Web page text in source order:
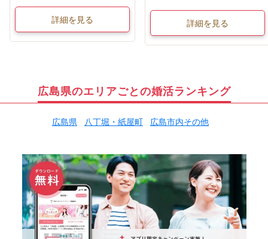
詳細を見る 詳細を見る
広島県のエリアごとの婚活ランキング
広島県 八丁堀・紙屋町 広島市内その他